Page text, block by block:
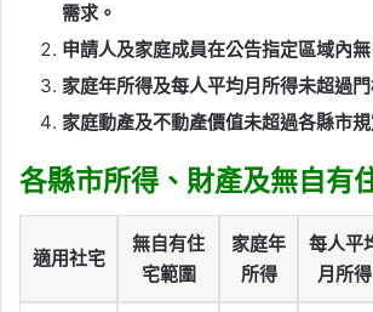
需求。
申請人及家庭成員在公告指定區域內無
家庭年所得及每人平均月所得未超過門
家庭動產及不動產價值未超過各縣市規
各縣市所得、財產及無自有
適用社宅
無自有住
宅範圍
家庭年
所得
每人平
月所得